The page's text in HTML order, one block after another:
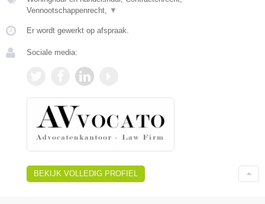
Vennootschappenrecht,
▼
Er wordt gewerkt op afspraak.
Sociale media:
BEKIJK VOLLEDIG PROFIEL